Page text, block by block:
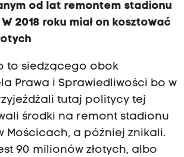
od lat remontem stadionu
W 2018 roku miał on kosztować
to siedzącego obok
Prawa i Sprawiedliwości bo w
tutaj politycy tej
środki na remont stadionu
Mościcach, a później znikali.
90 milionów złotych, albo